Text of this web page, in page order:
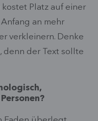
Platz auf einer
an mehr
verkleinern. Denke
denn der Text sollte